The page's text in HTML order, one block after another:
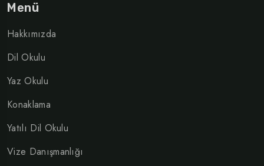
Menü
Hakkımızda
Dil Okulu
Yaz Okulu
Konaklama
Yatılı Dil Okulu
Vize Danışmanlığı